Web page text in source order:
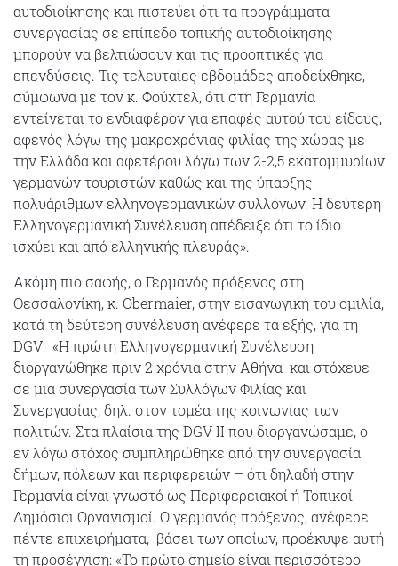
αυτοδιοίκησης και πιστεύει ότι τα προγράμματα
συνεργασίας σε επίπεδο τοπικής αυτοδιοίκησης
μπορούν να βελτιώσουν και τις προοπτικές για
επενδύσεις. Τις τελευταίες εβδομάδες αποδείχθηκε,
σύμφωνα με τον κ. Φούχτελ, ότι στη Γερμανία
εντείνεται το ενδιαφέρον για επαφές αυτού του είδους,
αφενός λόγω της μακροχρόνιας φιλίας της χώρας με
την Ελλάδα και αφετέρου λόγω των 2-2,5 εκατομμυρίων
γερμανών τουριστών καθώς και της ύπαρξης
πολυάριθμων ελληνογερμανικών συλλόγων. Η δεύτερη
Ελληνογερμανική Συνέλευση απέδειξε ότι το ίδιο
ισχύει και από ελληνικής πλευράς».
Ακόμη πιο σαφής, ο Γερμανός πρόξενος στη
Θεσσαλονίκη, κ. Obermaier, στην εισαγωγική του ομιλία,
κατά τη δεύτερη συνέλευση ανέφερε τα εξής, για τη
DGV: «Η πρώτη Ελληνογερμανική Συνέλευση
διοργανώθηκε πριν 2 χρόνια στην Αθήνα και στόχευε
σε μια συνεργασία των Συλλόγων Φιλίας και
Συνεργασίας, δηλ. στον τομέα της κοινωνίας των
πολιτών. Στα πλαίσια της DGV II που διοργανώσαμε, ο
εν λόγω στόχος συμπληρώθηκε από την συνεργασία
δήμων, πόλεων και περιφερειών – ότι δηλαδή στην
Γερμανία είναι γνωστό ως Περιφερειακοί ή Τοπικοί
Δημόσιοι Οργανισμοί. Ο γερμανός πρόξενος, ανέφερε
πέντε επιχειρήματα, βάσει των οποίων, προέκυψε αυτή
τη προσέγγιση: «Το πρώτο σημείο είναι περισσότερο